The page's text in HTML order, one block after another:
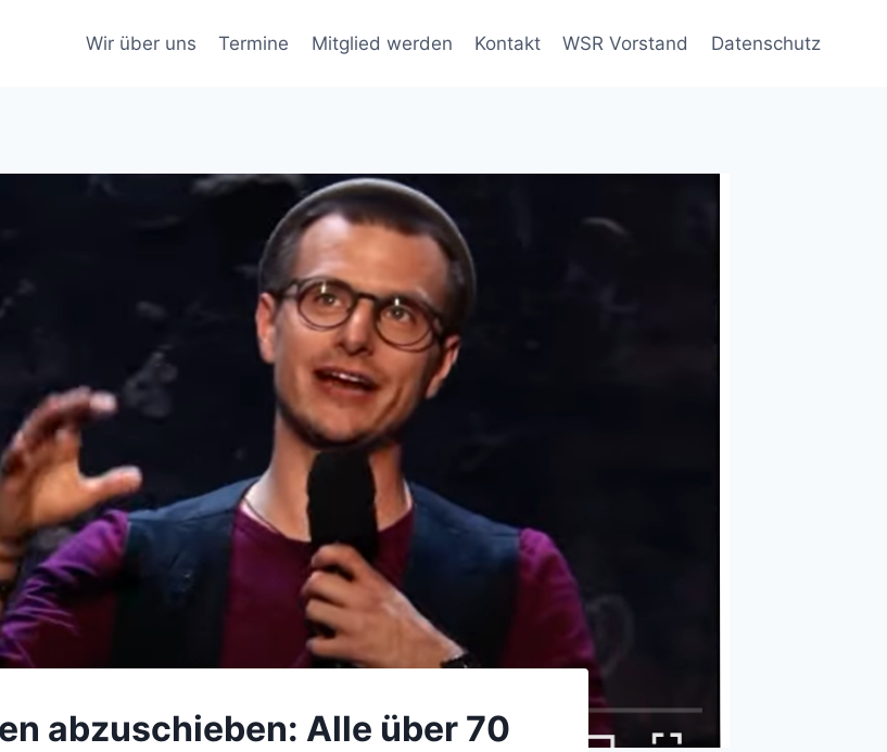
Wir über uns Termine Mitglied werden Kontakt WSR Vorstand Datenschutz
abzuschieben: Alle über 70